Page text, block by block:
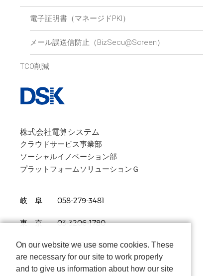
電子証明書（マネージドPKI）
メール誤送信防止（BizSecu@Screen）
TCO削減
株式会社電算システム
クラウドサービス事業部
ソーシャルイノベーション部
プラットフォームソリューションＧ
岐 阜 058-279-3481
東 京 03-3206-1780
名古屋 052-961-3690
On our website we use some cookies. These
are necessary for our site to work properly
and to give us information about how our site